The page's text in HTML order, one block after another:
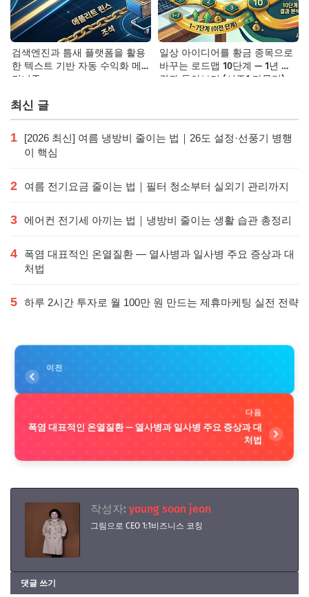
검색엔진과 틈새 플랫폼을 활용
한 텍스트 기반 자동 수익화 메
커니즘
일상 아이디어를 황금 종목으로
바꾸는 로드맵 10단계 — 1년 후
결과 돌아보기 (시즌1 마무리)
최신 글
1
[2026 최신] 여름 냉방비 줄이는 법｜26도 설정·선풍기 병행
이 핵심
2 여름 전기요금 줄이는 법｜필터 청소부터 실외기 관리까지
3 에어컨 전기세 아끼는 법｜냉방비 줄이는 생활 습관 총정리
4
폭염 대표적인 온열질환 — 열사병과 일사병 주요 증상과 대
처법
5 하루 2시간 투자로 월 100만 원 만드는 제휴마케팅 실전 전략
이전
다음
폭염 대표적인 온열질환 — 열사병과 일사병 주요 증상과 대
처법
작성자: young soon jeon
그림으로 CEO 1:1비즈니스 코칭
댓글 쓰기